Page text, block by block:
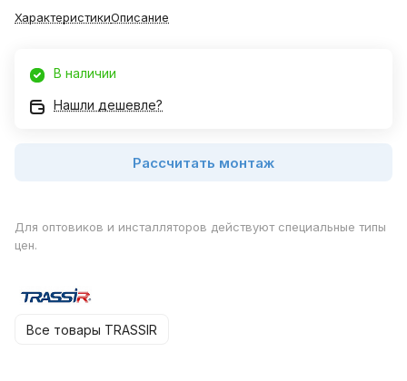
ХарактеристикиОписание
В наличии
Нашли дешевле?
Рассчитать монтаж
Для оптовиков и инсталляторов действуют специальные типы
цен.
Все товары TRASSIR